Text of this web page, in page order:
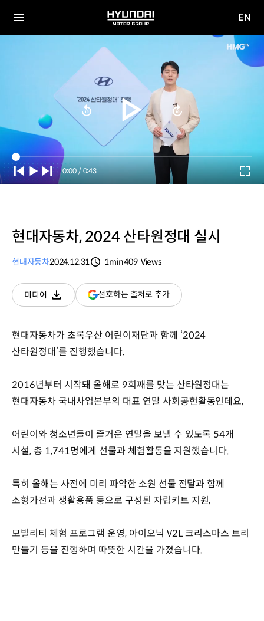
전체
HYUNDAI
MOTOR
GROUP
사이
이동
EN
Current
Time
0:00 / Duration
0:43
현대자동차, 2024 산타원정대 실시
현대자동차2024.12.31
1min409 Views
미디어
다운로드
선호하는 출처로 추가(새
창
현대자동차가 초록우산 어린이재단과 함께 ‘2024
산타원정대’를 진행했습니다.
2016년부터 시작돼 올해로 9회째를 맞는 산타원정대는
현대자동차 국내사업본부의 대표 연말 사회공헌활동인데요,
어린이와 청소년들이 즐거운 연말을 보낼 수 있도록 54개
시설, 총 1,741명에게 선물과 체험활동을 지원했습니다.
특히 올해는 사전에 미리 파악한 소원 선물 전달과 함께
소형가전과 생활용품 등으로 구성된 자립키트 지원,
모빌리티 체험 프로그램 운영, 아이오닉 V2L 크리스마스 트리
만들기 등을 진행하며 따뜻한 시간을 가졌습니다.